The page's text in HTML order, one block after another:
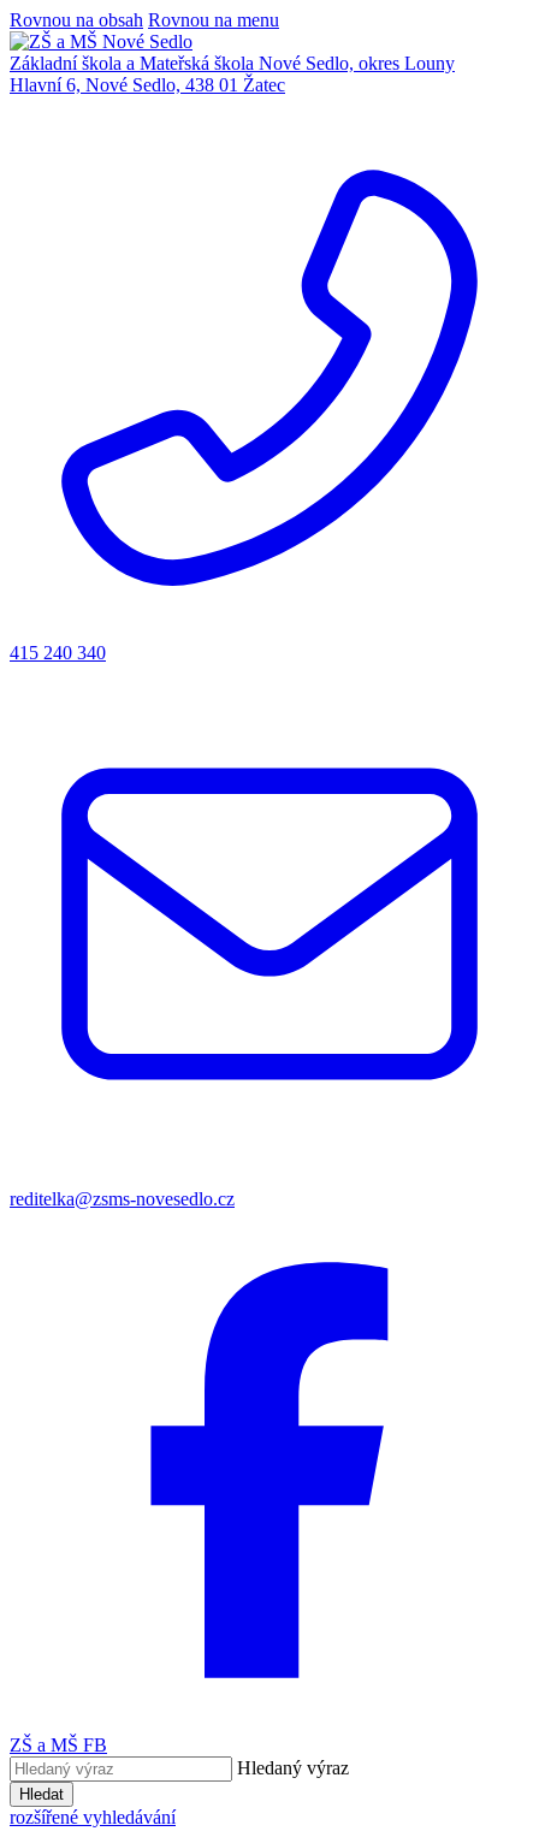
Rovnou na obsah Rovnou na menu
Základní škola a Mateřská škola Nové Sedlo, okres Louny
Hlavní 6, Nové Sedlo, 438 01 Žatec
415 240 340
reditelka@zsms-novesedlo.cz
ZŠ a MŠ FB
Hledaný výraz
Hledat
rozšířené vyhledávání